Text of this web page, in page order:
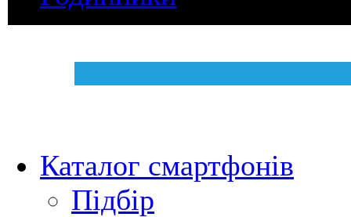
Каталог смартфонів
Підбір